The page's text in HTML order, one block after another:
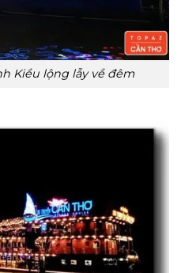
Kiều lộng lẫy về đêm